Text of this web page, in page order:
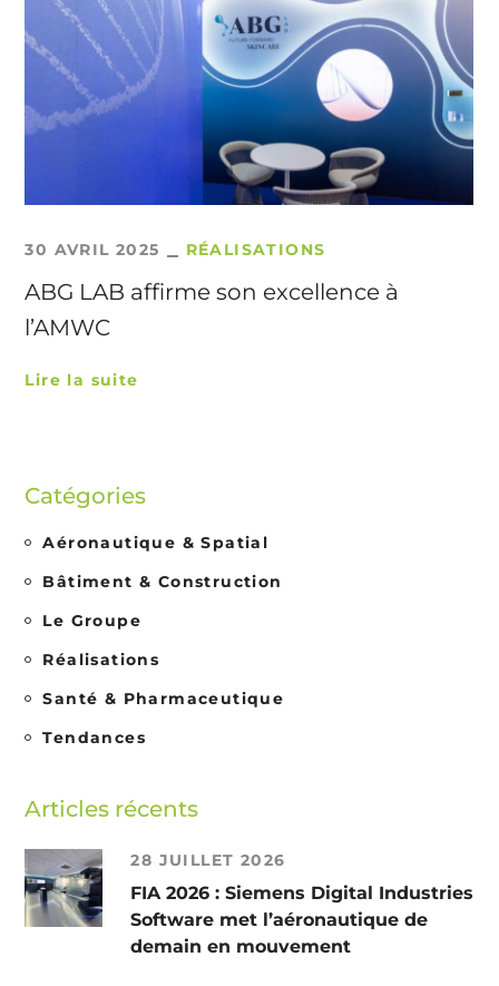
30 AVRIL 2025 RÉALISATIONS
ABG LAB affirme son excellence à
l’AMWC
Lire la suite
Catégories
Aéronautique & Spatial
Bâtiment & Construction
Le Groupe
Réalisations
Santé & Pharmaceutique
Tendances
Articles récents
28 JUILLET 2026
FIA 2026 : Siemens Digital Industries
Software met l’aéronautique de
demain en mouvement